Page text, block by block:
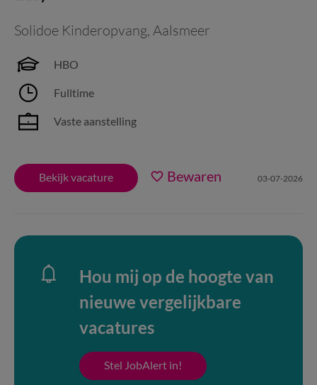
Solidoe Kinderopvang, Aalsmeer
HBO
Fulltime
Vaste aanstelling
Bekijk vacature Bewaren 03-07-2026
Hou mij op de hoogte van
nieuwe vergelijkbare
vacatures
Stel JobAlert in!